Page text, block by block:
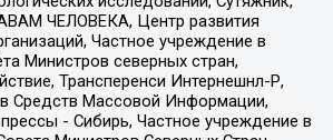
ЧЕЛОВЕКА, Центр развития
Частное учреждение в
Министров северных стран,
Трансперенси Интернешнл-Р,
Средств Массовой Информации,
прессы - Сибирь, Частное учреждение в